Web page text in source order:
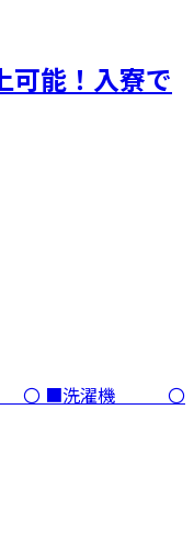
可能！入寮で
〇 ■洗濯機 〇